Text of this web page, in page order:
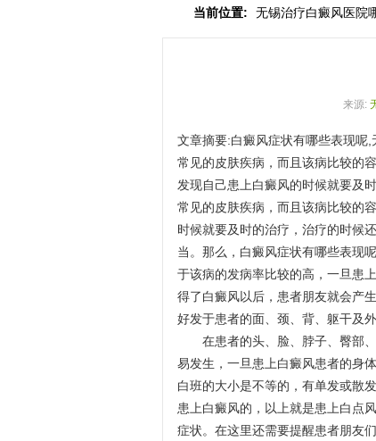
当前位置: 无锡治疗白癜风医院
来源:
文章摘要:白癜风症状有哪些表现呢
常见的皮肤疾病，而且该病比较的
发现自己患上白癜风的时候就要
常见的皮肤疾病，而且该病比较的
时候就要及时的治疗，治疗的时候
当。那么，白癜风症状有哪些表
于该病的发病率比较的高，一旦患
得了白癜风以后，患者朋友就会产
好发于患者的面、颈、背、躯干及
在患者的头、脸、脖子、臀部、
易发生，一旦患上白癜风患者的身
白班的大小是不等的，有单发或散
患上白癜风的，以上就是患上白
症状。在这里还需要提醒患者朋友